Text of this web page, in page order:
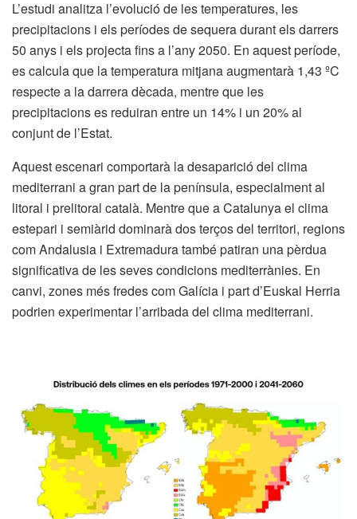
L’estudi analitza l’evolució de les temperatures, les
precipitacions i els períodes de sequera durant els darrers
50 anys i els projecta fins a l’any 2050. En aquest període,
es calcula que la temperatura mitjana augmentarà 1,43 ºC
respecte a la darrera dècada, mentre que les
precipitacions es reduiran entre un 14% i un 20% al
conjunt de l’Estat.
Aquest escenari comportarà la desaparició del clima
mediterrani a gran part de la península, especialment al
litoral i prelitoral català. Mentre que a Catalunya el clima
estepari i semiàrid dominarà dos terços del territori, regions
com Andalusia i Extremadura també patiran una pèrdua
significativa de les seves condicions mediterrànies. En
canvi, zones més fredes com Galícia i part d’Euskal Herria
podrien experimentar l’arribada del clima mediterrani.